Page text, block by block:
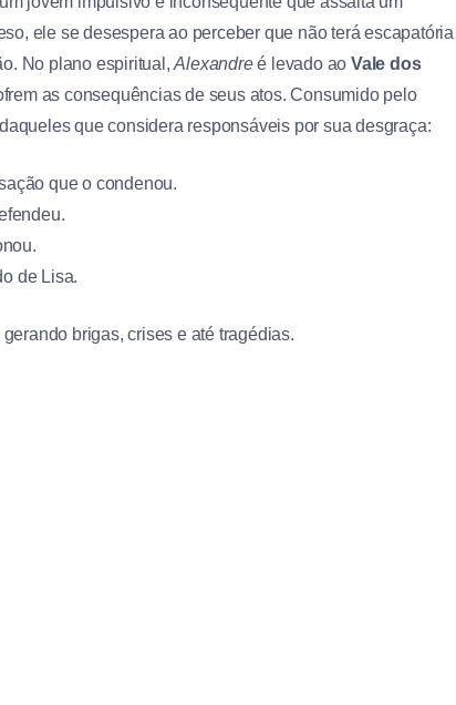
ele se desespera ao perceber que não terá escapatória
No plano espiritual,Alexandreé levado aoVale dos
as consequências de seus atos. Consumido pelo
que considera responsáveis por sua desgraça:
que o condenou.
de Lisa.
brigas, crises e até tragédias.